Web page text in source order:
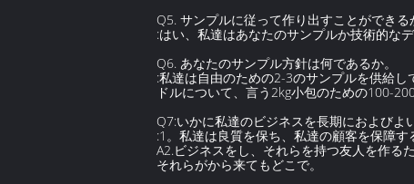
Q5. サンプルに従って作り出すことができる
:はい、私達はあなたのサンプルか技術的な
Q6. あなたのサンプル方針は何であるか。
:私達は自由のための2-3のサンプルを供給
ドルについて、言う2kg小包のための100-
Q7:いかに私達のビジネスを長期におよびよ
:1。私達は良質を保ち、私達の顧客を保障
A2.ビジネスをし、それらを持つ友人を作る
それらがから来てもどこで。